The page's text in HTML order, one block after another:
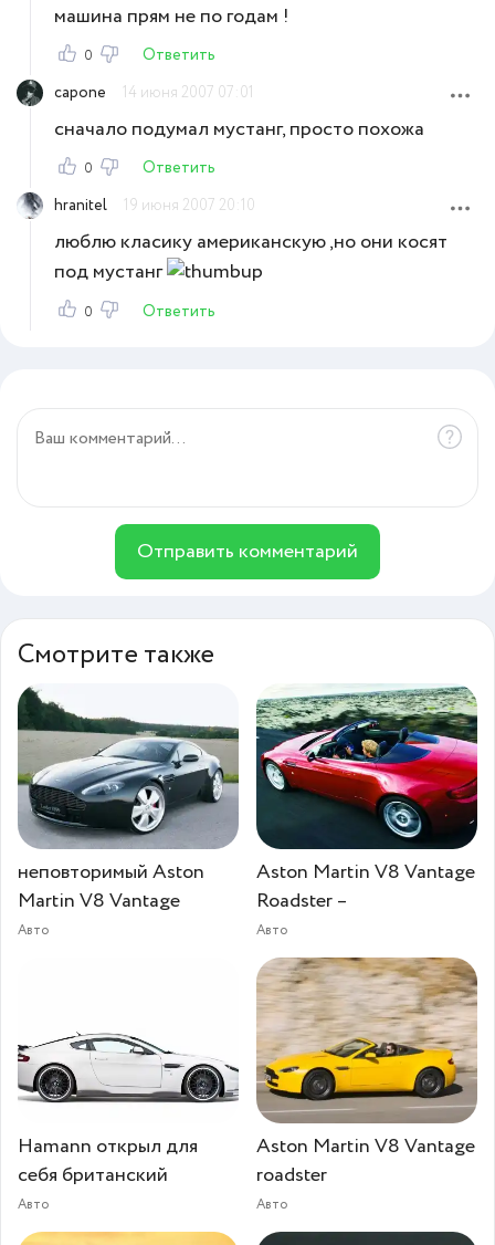
машина прям не по годам !
0
Ответить
capone
14 июня 2007 07:01
сначало подумал мустанг, просто похожа
0
Ответить
hranitel
19 июня 2007 20:10
люблю класику американскую ,но они косят
под мустанг
0 Ответить
Отправить комментарий
Смотрите также
неповторимый Aston
Martin V8 Vantage
Авто
Aston Martin V8 Vantage
Roadster –
Авто
Hamann открыл для
себя британский
Авто
Aston Martin V8 Vantage
roadster
Авто